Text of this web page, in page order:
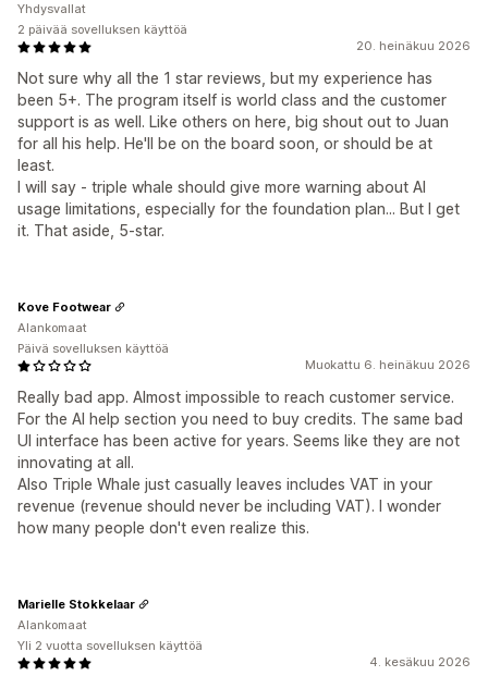
20. heinäkuu 2026
Not sure why all the 1 star reviews, but my experience has
been 5+. The program itself is world class and the customer
support is as well. Like others on here, big shout out to Juan
for all his help. He'll be on the board soon, or should be at
least.
I will say - triple whale should give more warning about AI
usage limitations, especially for the foundation plan... But I get
it. That aside, 5-star.
Yhdysvallat
2 päivää sovelluksen käyttöä
Muokattu 6. heinäkuu 2026
Really bad app. Almost impossible to reach customer service.
For the AI help section you need to buy credits. The same bad
UI interface has been active for years. Seems like they are not
innovating at all.
Also Triple Whale just casually leaves includes VAT in your
revenue (revenue should never be including VAT). I wonder
how many people don't even realize this.
Kove Footwear
Alankomaat
Päivä sovelluksen käyttöä
4. kesäkuu 2026
Marielle Stokkelaar
Alankomaat
Yli 2 vuotta sovelluksen käyttöä